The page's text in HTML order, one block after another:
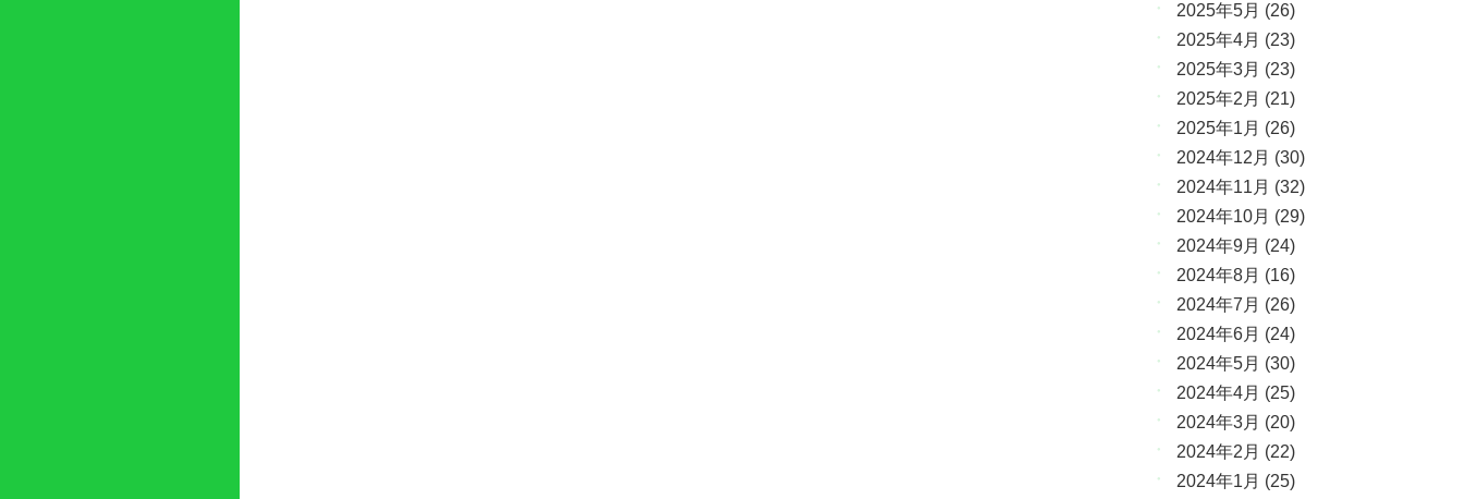
2025年5月 (26)
2025年4月 (23)
2025年3月 (23)
2025年2月 (21)
2025年1月 (26)
2024年12月 (30)
2024年11月 (32)
2024年10月 (29)
2024年9月 (24)
2024年8月 (16)
2024年7月 (26)
2024年6月 (24)
2024年5月 (30)
2024年4月 (25)
2024年3月 (20)
2024年2月 (22)
2024年1月 (25)